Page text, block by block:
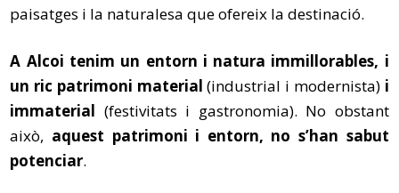
paisatges i la naturalesa que ofereix la destinació.
A Alcoi tenim un entorn i natura immillorables, i
un ric patrimoni material (industrial i modernista) i
immaterial (festivitats i gastronomia). No obstant
això, aquest patrimoni i entorn, no s’han sabut
potenciar.